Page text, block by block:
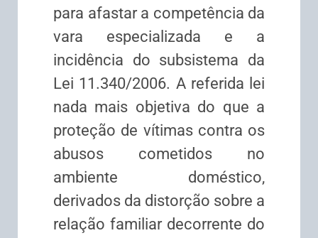
para afastar a competência da
vara especializada e a
incidência do subsistema da
Lei 11.340/2006. A referida lei
nada mais objetiva do que a
proteção de vítimas contra os
abusos cometidos no
ambiente doméstico,
derivados da distorção sobre a
relação familiar decorrente do